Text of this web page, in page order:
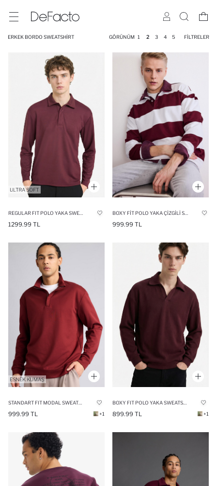
ERKEK BORDO SWEATSHIRT GÖRÜNÜM 1 2 3 4 5 FILTRELER
1299.99 TL 999.99 TL
999.99 TL +1 899.99 TL +1